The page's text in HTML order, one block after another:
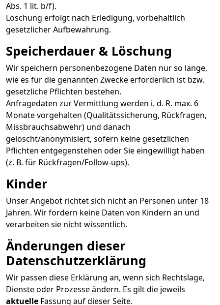
Abs. 1 lit. b/f).
Löschung erfolgt nach Erledigung, vorbehaltlich
gesetzlicher Aufbewahrung.
Speicherdauer & Löschung
Wir speichern personenbezogene Daten nur so lange,
wie es für die genannten Zwecke erforderlich ist bzw.
gesetzliche Pflichten bestehen.
Anfragedaten zur Vermittlung werden i. d. R. max. 6
Monate vorgehalten (Qualitätssicherung, Rückfragen,
Missbrauchsabwehr) und danach
gelöscht/anonymisiert, sofern keine gesetzlichen
Pflichten entgegenstehen oder Sie eingewilligt haben
(z. B. für Rückfragen/Follow-ups).
Kinder
Unser Angebot richtet sich nicht an Personen unter 18
Jahren. Wir fordern keine Daten von Kindern an und
verarbeiten sie nicht wissentlich.
Änderungen dieser
Datenschutzerklärung
Wir passen diese Erklärung an, wenn sich Rechtslage,
Dienste oder Prozesse ändern. Es gilt die jeweils
aktuelle Fassung auf dieser Seite.